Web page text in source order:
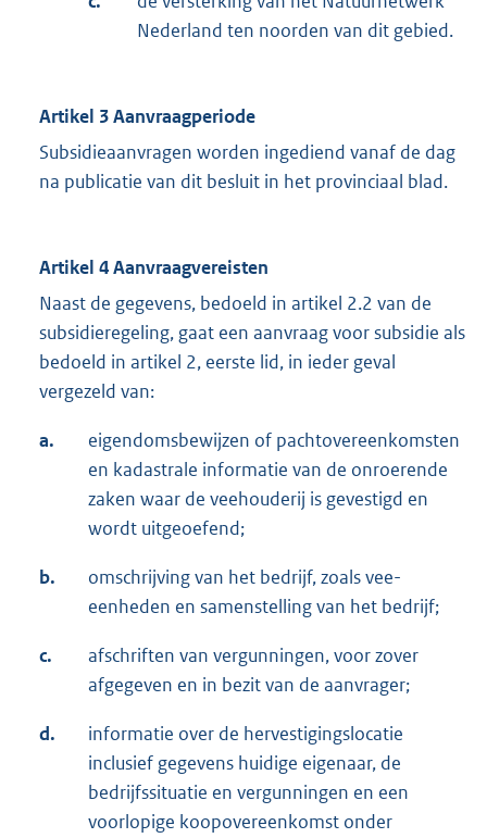
Nederland ten noorden van dit gebied.
Artikel 3 Aanvraagperiode
Subsidieaanvragen worden ingediend vanaf de dag
na publicatie van dit besluit in het provinciaal blad.
Artikel 4 Aanvraagvereisten
Naast de gegevens, bedoeld in artikel 2.2 van de
subsidieregeling, gaat een aanvraag voor subsidie als
bedoeld in artikel 2, eerste lid, in ieder geval
vergezeld van:
a.
eigendomsbewijzen of pachtovereenkomsten
en kadastrale informatie van de onroerende
zaken waar de veehouderij is gevestigd en
wordt uitgeoefend;
b.
omschrijving van het bedrijf, zoals vee-
eenheden en samenstelling van het bedrijf;
c.
afschriften van vergunningen, voor zover
afgegeven en in bezit van de aanvrager;
d.
informatie over de hervestigingslocatie
inclusief gegevens huidige eigenaar, de
bedrijfssituatie en vergunningen en een
voorlopige koopovereenkomst onder